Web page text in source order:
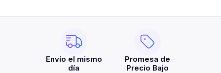
Envío el mismo
día
Promesa de
Precio Bajo